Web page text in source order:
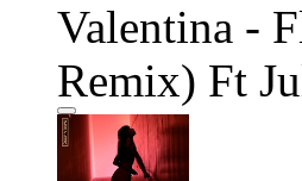
Valentina -
Remix) Ft